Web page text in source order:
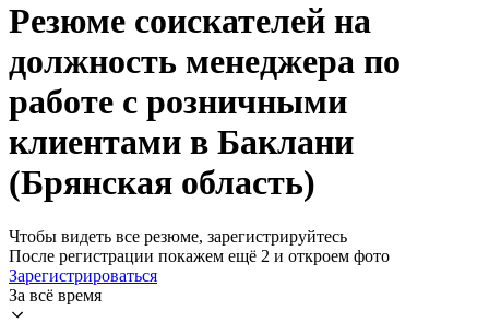
Резюме соискателей на
должность менеджера по
работе с розничными
клиентами в Баклани
(Брянская область)
Чтобы видеть все резюме, зарегистрируйтесь
После регистрации покажем ещё 2 и откроем фото
Зарегистрироваться
За всё время